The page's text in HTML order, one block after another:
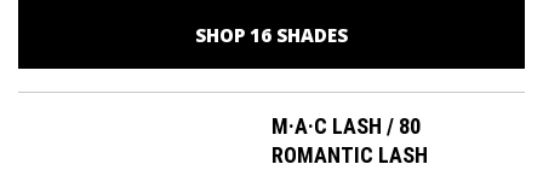
SHOP 16 SHADES
M·A·C LASH / 80
ROMANTIC LASH